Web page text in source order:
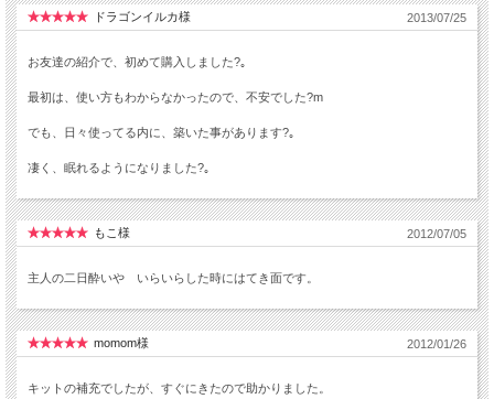
ドラゴンイルカ様 2013/07/25
お友達の紹介で、初めて購入しました?｡
最初は、使い方もわからなかったので、不安でした?m
でも、日々使ってる内に、築いた事があります?｡
凄く、眠れるようになりました?｡
もこ様 2012/07/05
主人の二日酔いや いらいらした時にはてき面です。
momom様 2012/01/26
キットの補充でしたが、すぐにきたので助かりました。